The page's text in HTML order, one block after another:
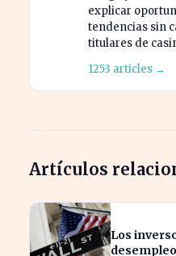
explicar
tendencias sin
titulares de
1253 articles →
Artículos
Los